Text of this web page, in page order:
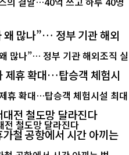
왜 많나”… 정부 기관 해외
제휴 확대…탑승객 체험시
전 철도망 달라진다
철 공항에서 시간 아끼는